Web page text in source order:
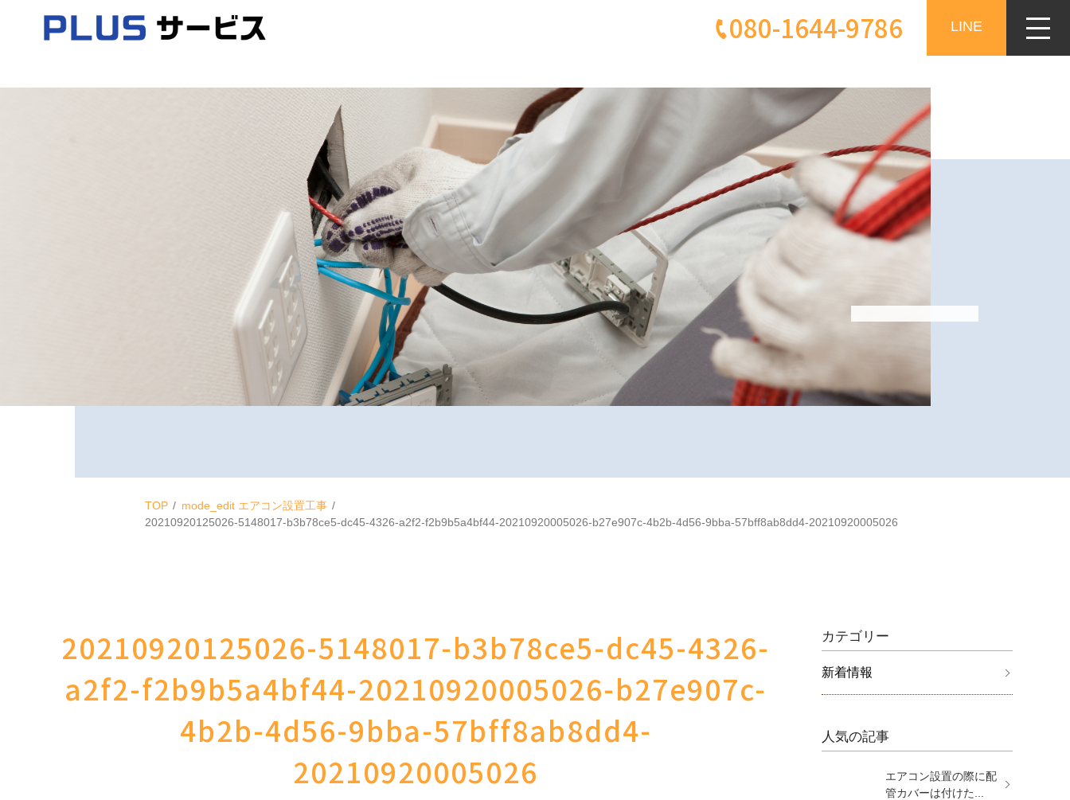
080-1644-9786 LINE
TOP mode_edit エアコン設置工事
20210920125026-5148017-b3b78ce5-dc45-4326-a2f2-f2b9b5a4bf44-20210920005026-b27e907c-4b2b-4d56-9bba-57bff8ab8dd4-20210920005026
20210920125026-5148017-b3b78ce5-dc45-4326-
a2f2-f2b9b5a4bf44-20210920005026-b27e907c-
4b2b-4d56-9bba-57bff8ab8dd4-
20210920005026
カテゴリー
新着情報
人気の記事
エアコン設置の際に配
管カバーは付けた...